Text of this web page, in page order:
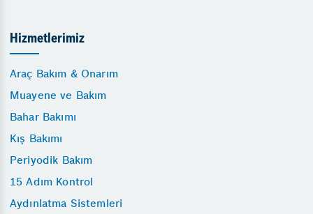
Hizmetlerimiz
Araç Bakım & Onarım
Muayene ve Bakım
Bahar Bakımı
Kış Bakımı
Periyodik Bakım
15 Adım Kontrol
Aydınlatma Sistemleri